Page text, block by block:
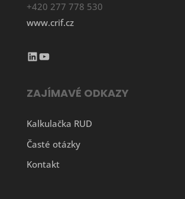
+420 277 778 530
www.crif.cz
LinkedIn YouTube
ZAJÍMAVÉ ODKAZY
Kalkulačka RUD
Časté otázky
Kontakt